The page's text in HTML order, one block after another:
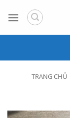
qua
TRANG CHỦ